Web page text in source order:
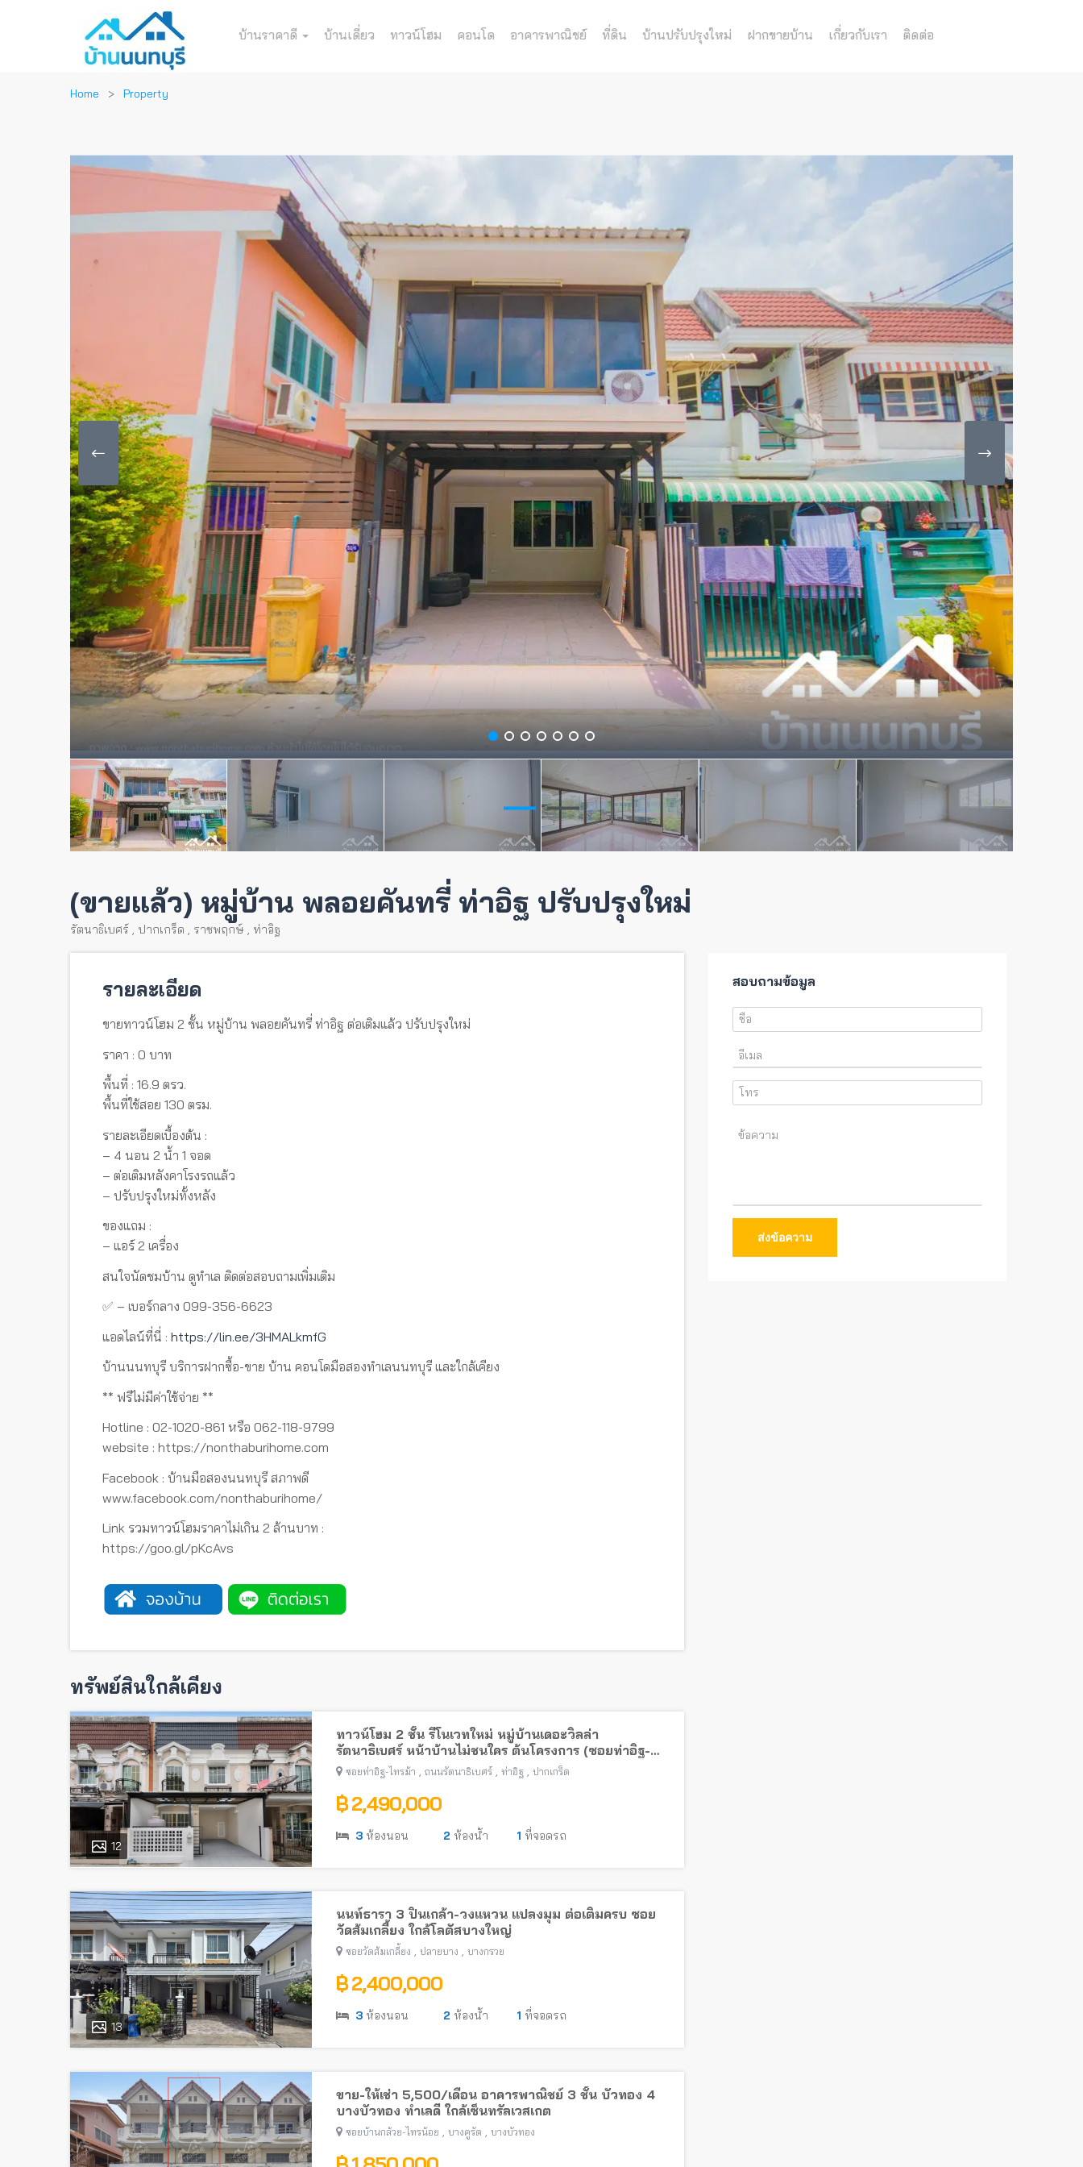
บ้านราคาดี บ้านเดี่ยว ทาวน์โฮม คอนโด อาคารพาณิชย์ ที่ดิน บ้านปรับปรุงใหม่ ฝากขายบ้าน เกี่ยวกับเรา ติดต่อ
Home Property
(ขายแล้ว) หมู่บ้าน พลอยคันทรี่ ท่าอิฐ ปรับปรุงใหม่
รัตนาธิเบศร์ , ปากเกร็ด , ราชพฤกษ์ , ท่าอิฐ
รายละเอียด
ขายทาวน์โฮม 2 ชั้น หมู่บ้าน พลอยคันทรี่ ท่าอิฐ ต่อเติมแล้ว ปรับปรุงใหม่
ราคา : 0 บาท
พื้นที่ : 16.9 ตรว.
พื้นที่ใช้สอย 130 ตรม.
รายละเอียดเบื้องต้น :
– 4 นอน 2 น้ำ 1 จอด
– ต่อเติมหลังคาโรงรถแล้ว
– ปรับปรุงใหม่ทั้งหลัง
ของแถม :
– แอร์ 2 เครื่อง
สนใจนัดชมบ้าน ดูทำเล ติดต่อสอบถามเพิ่มเติม
✅ – เบอร์กลาง 099-356-6623
แอดไลน์ที่นี่ : https://lin.ee/3HMALkmfG
บ้านนนทบุรี บริการฝากซื้อ-ขาย บ้าน คอนโดมือสองทำเลนนทบุรี และใกล้เคียง
** ฟรีไม่มีค่าใช้จ่าย **
Hotline : 02-1020-861 หรือ 062-118-9799
website : https://nonthaburihome.com
Facebook : บ้านมือสองนนทบุรี สภาพดี
www.facebook.com/nonthaburihome/
Link รวมทาวน์โฮมราคาไม่เกิน 2 ล้านบาท :
https://goo.gl/pKcAvs
ทรัพย์สินใกล้เคียง
12
ทาวน์โฮม 2 ชั้น รีโนเวทใหม่ หมู่บ้านเดอะวิลล่า
รัตนาธิเบศร์ หน้าบ้านไม่ชนใคร ต้นโครงการ (ซอยท่าอิฐ-
ไทรม้า) พร้อมอยู่ ใกล้รถไฟฟ้าสายสีม่วง
ซอยท่าอิฐ-ไทรม้า ถนนรัตนาธิเบศร์ ท่าอิฐ ปากเกร็ด
฿ 2,490,000
3 ห้องนอน 2 ห้องน้ำ 1 ที่จอดรถ
13
นนท์ธารา 3 ปิ่นเกล้า-วงแหวน แปลงมุม ต่อเติมครบ ซอย
วัดส้มเกลี้ยง ใกล้โลตัสบางใหญ่
ซอยวัดส้มเกลี้ยง , ปลายบาง , บางกรวย
฿ 2,400,000
3 ห้องนอน 2 ห้องน้ำ 1 ที่จอดรถ
ขาย-ให้เช่า 5,500/เดือน อาคารพาณิชย์ 3 ชั้น บัวทอง 4
บางบัวทอง ทำเลดี ใกล้เซ็นทรัลเวสเกต
ซอยบ้านกล้วย-ไทรน้อย , บางคูรัด , บางบัวทอง
สอบถามข้อมูล
ส่งข้อความ